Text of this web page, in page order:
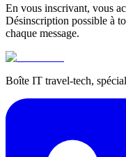
En vous inscrivant, vous
Désinscription possible à
chaque message.
Boîte IT travel-tech,